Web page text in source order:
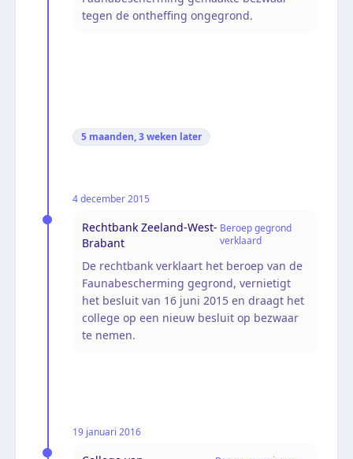
tegen de ontheffing ongegrond.
5 maanden, 3 weken later
4 december 2015
Rechtbank Zeeland-West-
Brabant
Beroep gegrond
verklaard
De rechtbank verklaart het beroep van de
Faunabescherming gegrond, vernietigt
het besluit van 16 juni 2015 en draagt het
college op een nieuw besluit op bezwaar
te nemen.
19 januari 2016